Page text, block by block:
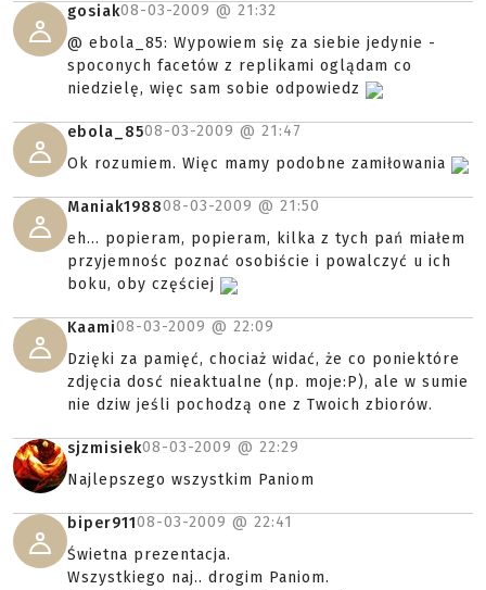
gosiak08-03-2009 @ 21:32
@ ebola_85: Wypowiem się za siebie jedynie -
spoconych facetów z replikami oglądam co
niedzielę, więc sam sobie odpowiedz
ebola_8508-03-2009 @ 21:47
Ok rozumiem. Więc mamy podobne zamiłowania
Maniak198808-03-2009 @ 21:50
eh... popieram, popieram, kilka z tych pań miałem
przyjemnośc poznać osobiście i powalczyć u ich
boku, oby częściej
Kaami08-03-2009 @ 22:09
Dzięki za pamięć, chociaż widać, że co poniektóre
zdjęcia dosć nieaktualne (np. moje:P), ale w sumie
nie dziw jeśli pochodzą one z Twoich zbiorów.
sjzmisiek08-03-2009 @ 22:29
Najlepszego wszystkim Paniom
biper91108-03-2009 @ 22:41
Świetna prezentacja.
Wszystkiego naj.. drogim Paniom.